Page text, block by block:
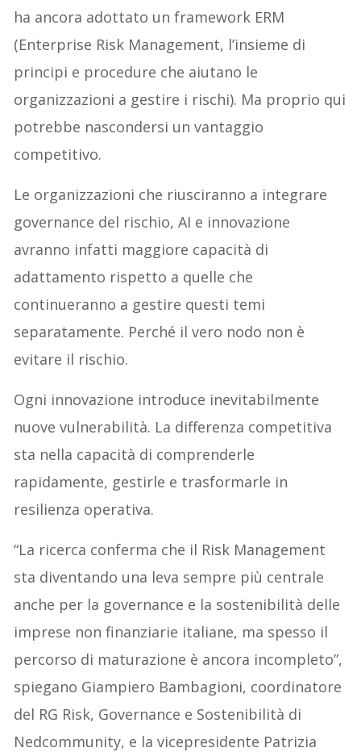
ha ancora adottato un framework ERM
(Enterprise Risk Management, l’insieme di
principi e procedure che aiutano le
organizzazioni a gestire i rischi). Ma proprio qui
potrebbe nascondersi un vantaggio
competitivo.
Le organizzazioni che riusciranno a integrare
governance del rischio, AI e innovazione
avranno infatti maggiore capacità di
adattamento rispetto a quelle che
continueranno a gestire questi temi
separatamente. Perché il vero nodo non è
evitare il rischio.
Ogni innovazione introduce inevitabilmente
nuove vulnerabilità. La differenza competitiva
sta nella capacità di comprenderle
rapidamente, gestirle e trasformarle in
resilienza operativa.
“La ricerca conferma che il Risk Management
sta diventando una leva sempre più centrale
anche per la governance e la sostenibilità delle
imprese non finanziarie italiane, ma spesso il
percorso di maturazione è ancora incompleto”,
spiegano Giampiero Bambagioni, coordinatore
del RG Risk, Governance e Sostenibilità di
Nedcommunity, e la vicepresidente Patrizia